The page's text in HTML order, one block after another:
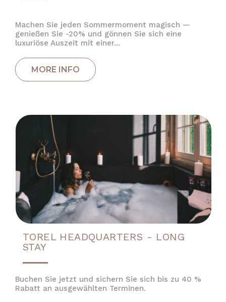
Machen Sie jeden Sommermoment magisch —
genießen Sie -20% und gönnen Sie sich eine
luxuriöse Auszeit mit einer...
TOREL HEADQUARTERS - LONG
STAY
Buchen Sie jetzt und sichern Sie sich bis zu 40 %
Rabatt an ausgewählten Terminen.